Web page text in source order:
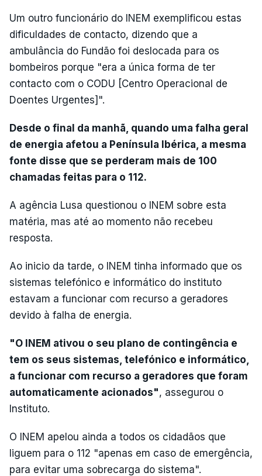
Um outro funcionário do INEM exemplificou estas
dificuldades de contacto, dizendo que a
ambulância do Fundão foi deslocada para os
bombeiros porque "era a única forma de ter
contacto com o CODU [Centro Operacional de
Doentes Urgentes]".
Desde o final da manhã, quando uma falha geral
de energia afetou a Península Ibérica, a mesma
fonte disse que se perderam mais de 100
chamadas feitas para o 112.
A agência Lusa questionou o INEM sobre esta
matéria, mas até ao momento não recebeu
resposta.
Ao inicio da tarde, o INEM tinha informado que os
sistemas telefónico e informático do instituto
estavam a funcionar com recurso a geradores
devido à falha de energia.
"O INEM ativou o seu plano de contingência e
tem os seus sistemas, telefónico e informático,
a funcionar com recurso a geradores que foram
automaticamente acionados", assegurou o
Instituto.
O INEM apelou ainda a todos os cidadãos que
liguem para o 112 "apenas em caso de emergência,
para evitar uma sobrecarga do sistema".